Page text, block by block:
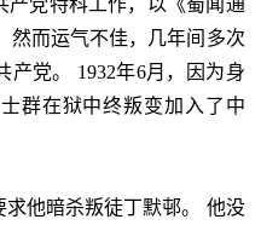
产党特科工作，以《蜀闻通
然而运气不佳，几年间多次
产党。 1932年6月，因为身
群在狱中终叛变加入了中
他暗杀叛徒丁默邨。 他没